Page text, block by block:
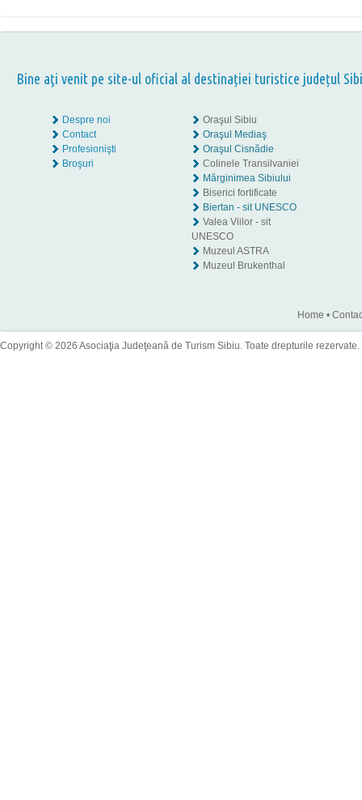
Bine aţi venit pe site-ul oficial al destinației turistice județul
Despre noi
Contact
Profesionişti
Broşuri
Oraşul Sibiu
Oraşul Mediaş
Oraşul Cisnădie
Colinele Transilvaniei
Mărginimea Sibiului
Biserici fortificate
Biertan - sit UNESCO
Valea Viilor - sit
UNESCO
Muzeul ASTRA
Muzeul Brukenthal
Home •
Copyright © 2026 Asociaţia Judeţeană de Turism Sibiu. Toate drepturile rezervate.